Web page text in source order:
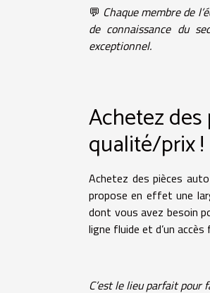
💬 Chaque membre de
de connaissance du
exceptionnel.
Achetez
qualité/prix !
Achetez des pièces
propose en effet une
dont vous avez besoin
ligne fluide et d’un
C’est le lieu parfait pour